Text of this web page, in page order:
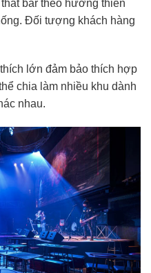
bar theo hướng thiên
Đối tượng khách hàng
lớn đảm bảo thích hợp
chia làm nhiều khu dành
nhau.